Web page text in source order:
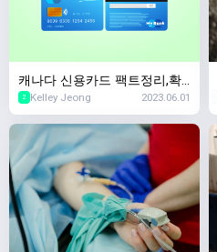
캐나다 신용카드 팩트정리,확
인할때마다 캐나다 신용점수
하락한다?
2 Kelley Jeong 2023.06.01